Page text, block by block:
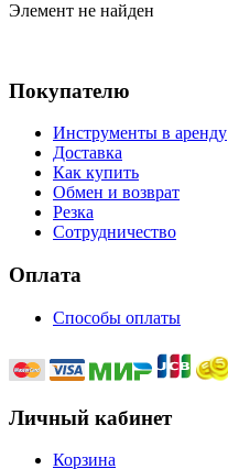
Элемент не найден
Покупателю
Инструменты в аренду
Доставка
Как купить
Обмен и возврат
Резка
Сотрудничество
Оплата
Способы оплаты
Личный кабинет
Корзина